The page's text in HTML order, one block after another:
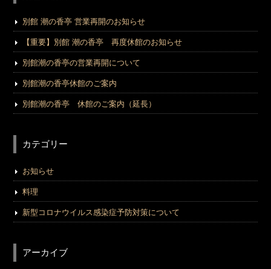
別館 潮の香亭 営業再開のお知らせ
【重要】別館 潮の香亭 再度休館のお知らせ
別館潮の香亭の営業再開について
別館潮の香亭休館のご案内
別館潮の香亭 休館のご案内（延長）
カテゴリー
お知らせ
料理
新型コロナウイルス感染症予防対策について
アーカイブ